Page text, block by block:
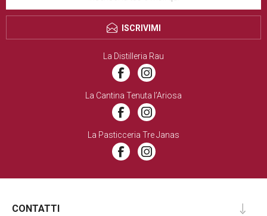
ISCRIVIMI
La Distilleria Rau
La Cantina Tenuta l’Ariosa
La Pasticceria Tre Janas
CONTATTI